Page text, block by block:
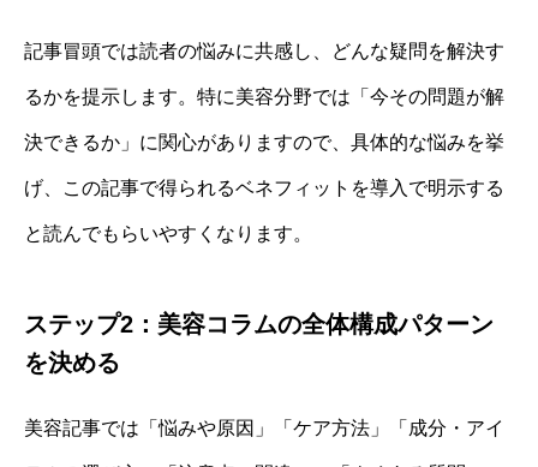
記事冒頭では読者の悩みに共感し、どんな疑問を解決す
るかを提示します。特に美容分野では「今その問題が解
決できるか」に関心がありますので、具体的な悩みを挙
げ、この記事で得られるベネフィットを導入で明示する
と読んでもらいやすくなります。
ステップ2：美容コラムの全体構成パターン
を決める
美容記事では「悩みや原因」「ケア方法」「成分・アイ